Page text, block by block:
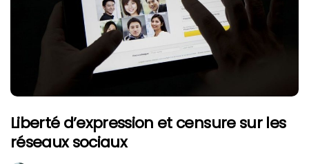
Liberté d’expression et censure sur les
réseaux sociaux